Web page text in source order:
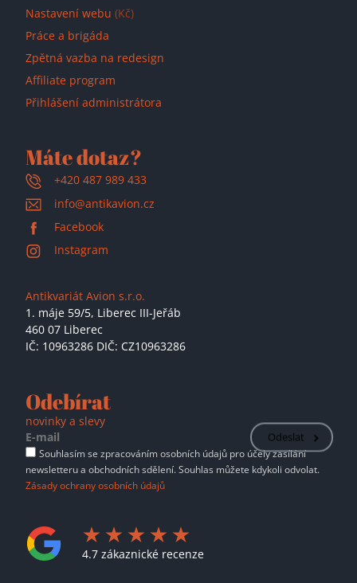
Nastavení webu (Kč)
Práce a brigáda
Zpětná vazba na redesign
Affiliate program
Přihlášení administrátora
Máte dotaz?
+420 487 989 433
info@antikavion.cz
Facebook
Instagram
Antikvariát Avion s.r.o.
1. máje 59/5, Liberec III-Jeřáb
460 07 Liberec
IČ: 10963286 DIČ: CZ10963286
Odebírat
novinky a slevy
Odeslat
Souhlasím se zpracováním osobních údajů pro účely zasílání
newsletteru a obchodních sdělení. Souhlas můžete kdykoli odvolat.
Zásady ochrany osobních údajů
4.7 zákaznické recenze